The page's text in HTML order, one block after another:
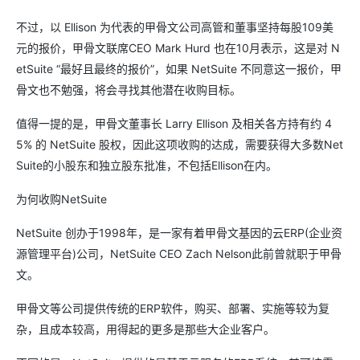
不过，以 Ellison 为代表的甲骨文公司高管和董事坚持每股109美
元的报价，甲骨文联席CEO Mark Hurd 也在10月表示，这是对 N
etSuite “最好且最终的报价”，如果 NetSuite 不同意这一报价，甲
骨文也不勉强，将会寻找其他潜在收购目标。
值得一提的是，甲骨文董事长 Larry Ellison 及相关各方持有约 4
5% 的 NetSuite 股权，因此这项收购的达成，需要获得大多数Net
Suite的小股东和独立股东批准，不包括Ellison在内。
为何收购NetSuite
NetSuite 创办于1998年，是一家有着甲骨文基因的云ERP(企业资
源管理平台)公司，NetSuite CEO Zach Nelson此前曾就职于甲骨
文。
甲骨文等公司提供传统的ERP软件，购买、部署、实施等较为复
杂，且成本较高，用得起的更多是那些大企业客户。